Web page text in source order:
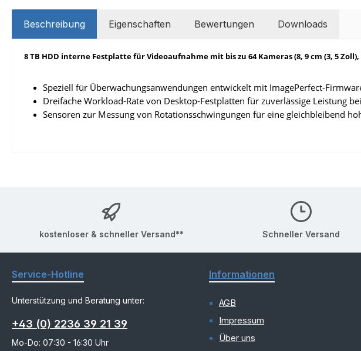
Beschreibung Eigenschaften Bewertungen Downloads
8 TB HDD interne Festplatte für Videoaufnahme mit bis zu 64 Kameras (8, 9 cm (3, 5 Zoll),
Speziell für Überwachungsanwendungen entwickelt mit ImagePerfect-
Dreifache Workload-Rate von Desktop-Festplatten für zuverlässige Leistung
Sensoren zur Messung von Rotationsschwingungen für eine gleichbleibend
kostenloser & schneller Versand** Schneller Versand
Service-Hotline
Unterstützung und Beratung unter:
+43 (0) 2236 39 21 39
Mo-Do: 07:30 - 16:30 Uhr
Informationen
AGB
Impressum
Über uns